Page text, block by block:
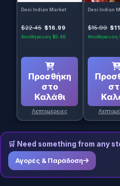
Desi Indian Market
$22.45 $16.99
Αποθήκευση $5.46
Προσθήκη
στο
Καλάθι
Λεπτομέρειες
Desi Indian
$15.99
Αποθήκευση
🛒 Need something from any
Αγορές & Παράδοση